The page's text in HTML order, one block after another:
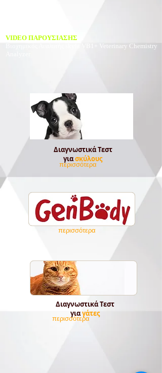
VIDEO ΠΑΡΟΥΣΙΑΣΗΣ
skyla VB1+ Veterinary Chemistry
Διαγνωστικά Τεστ
γιασκύλους
περισσότερα
περισσότερα
Διαγνωστικά Τεστ
γιαγάτες
περισσότερα